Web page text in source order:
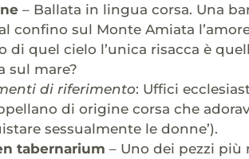
– Ballata in lingua corsa. Una
confino sul Monte Amiata
di quel cielo l’unica risacca è
sul mare?
di riferimento: Uffici
di origine corsa che
sessualmente le donne’).
tabernarium – Uno dei pezzi più